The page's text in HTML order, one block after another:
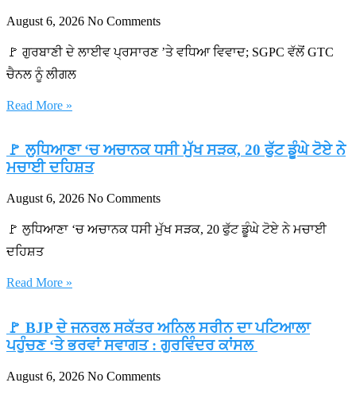
August 6, 2026 No Comments
🚩 ਗੁਰਬਾਣੀ ਦੇ ਲਾਈਵ ਪ੍ਰਸਾਰਣ ’ਤੇ ਵਧਿਆ ਵਿਵਾਦ; SGPC ਵੱਲੋਂ GTC
ਚੈਨਲ ਨੂੰ ਲੀਗਲ
Read More »
🚩 ਲੁਧਿਆਣਾ ‘ਚ ਅਚਾਨਕ ਧਸੀ ਮੁੱਖ ਸੜਕ, 20 ਫੁੱਟ ਡੂੰਘੇ ਟੋਏ ਨੇ
ਮਚਾਈ ਦਹਿਸ਼ਤ
August 6, 2026 No Comments
🚩 ਲੁਧਿਆਣਾ ‘ਚ ਅਚਾਨਕ ਧਸੀ ਮੁੱਖ ਸੜਕ, 20 ਫੁੱਟ ਡੂੰਘੇ ਟੋਏ ਨੇ ਮਚਾਈ
ਦਹਿਸ਼ਤ
Read More »
🚩 BJP ਦੇ ਜਨਰਲ ਸਕੱਤਰ ਅਨਿਲ ਸਰੀਨ ਦਾ ਪਟਿਆਲਾ
ਪਹੁੰਚਣ ‘ਤੇ ਭਰਵਾਂ ਸਵਾਗਤ : ਗੁਰਵਿੰਦਰ ਕਾਂਸਲ
August 6, 2026 No Comments